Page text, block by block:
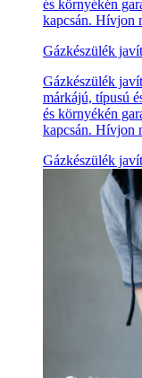
és környékén
kapcsán. Hívjon
Gázkészülék
Gázkészülék
márkájú, típusú
és környékén
kapcsán. Hívjon
Gázkészülék